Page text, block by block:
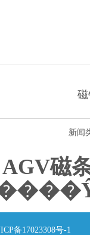
新闻
AGV磁
备17023308号-1